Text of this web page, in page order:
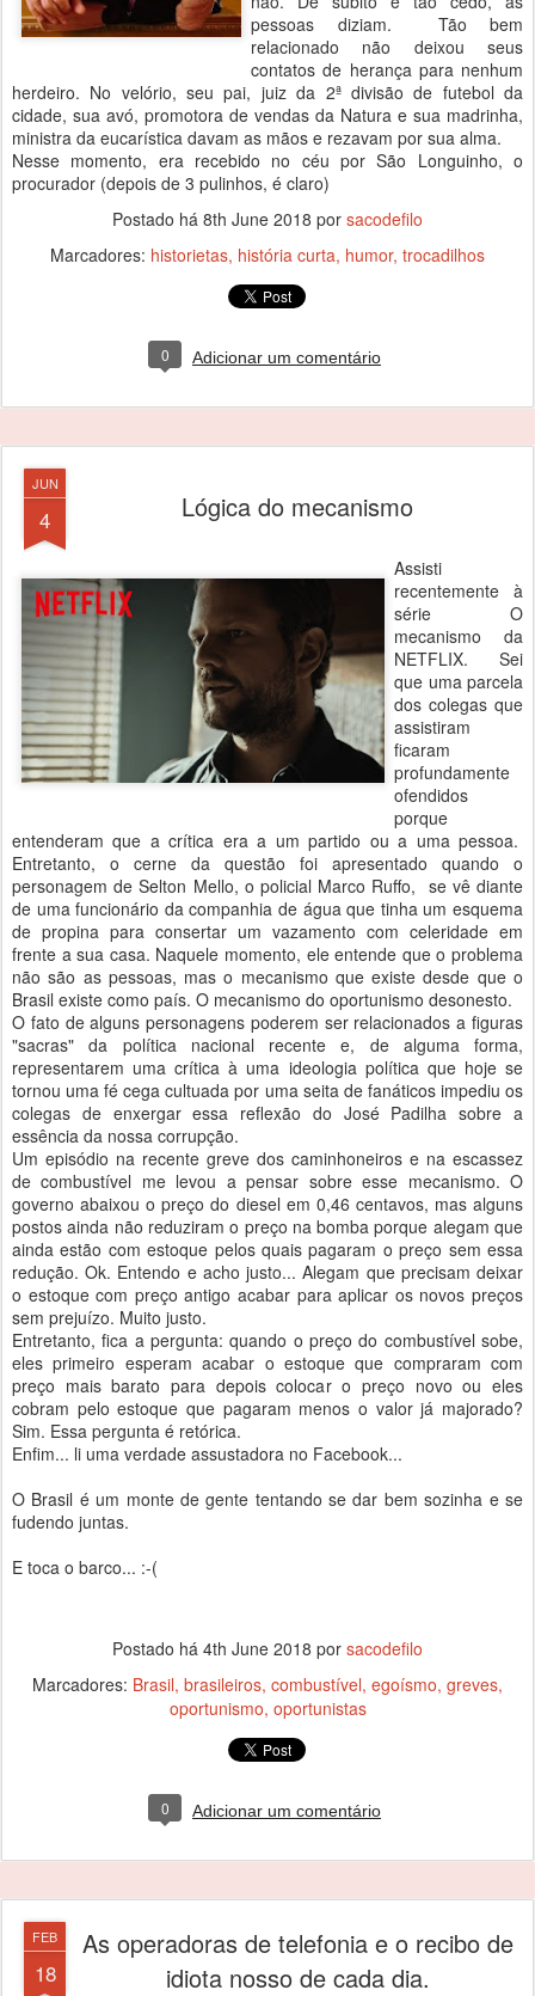
pessoas diziam. Tão bem
relacionado não deixou seus
contatos de herança para nenhum
herdeiro. No velório, seu pai, juiz da 2ª divisão de futebol da
cidade, sua avó, promotora de vendas da Natura e sua madrinha,
ministra da eucarística davam as mãos e rezavam por sua alma.
Nesse momento, era recebido no céu por São Longuinho, o
procurador (depois de 3 pulinhos, é claro)
Postado há 8th June 2018 por sacodefilo
Marcadores: historietas história curta humor trocadilhos
0 Adicionar um comentário
JUN
4 Lógica do mecanismo
Assisti
recentemente à
série O
mecanismo da
NETFLIX. Sei
que uma parcela
dos colegas que
assistiram
ficaram
profundamente
ofendidos
porque
entenderam que a crítica era a um partido ou a uma pessoa.
Entretanto, o cerne da questão foi apresentado quando o
personagem de Selton Mello, o policial Marco Ruffo, se vê diante
de uma funcionário da companhia de água que tinha um esquema
de propina para consertar um vazamento com celeridade em
frente a sua casa. Naquele momento, ele entende que o problema
não são as pessoas, mas o mecanismo que existe desde que o
Brasil existe como país. O mecanismo do oportunismo desonesto.
O fato de alguns personagens poderem ser relacionados a figuras
"sacras" da política nacional recente e, de alguma forma,
representarem uma crítica à uma ideologia política que hoje se
tornou uma fé cega cultuada por uma seita de fanáticos impediu os
colegas de enxergar essa reflexão do José Padilha sobre a
essência da nossa corrupção.
Um episódio na recente greve dos caminhoneiros e na escassez
de combustível me levou a pensar sobre esse mecanismo. O
governo abaixou o preço do diesel em 0,46 centavos, mas alguns
postos ainda não reduziram o preço na bomba porque alegam que
ainda estão com estoque pelos quais pagaram o preço sem essa
redução. Ok. Entendo e acho justo... Alegam que precisam deixar
o estoque com preço antigo acabar para aplicar os novos preços
sem prejuízo. Muito justo.
Entretanto, fica a pergunta: quando o preço do combustível sobe,
eles primeiro esperam acabar o estoque que compraram com
preço mais barato para depois colocar o preço novo ou eles
cobram pelo estoque que pagaram menos o valor já majorado?
Sim. Essa pergunta é retórica.
Enfim... li uma verdade assustadora no Facebook...
O Brasil é um monte de gente tentando se dar bem sozinha e se
fudendo juntas.
E toca o barco... :-(
Postado há 4th June 2018 por sacodefilo
Marcadores: Brasil brasileiros combustível egoísmo greves
oportunismo oportunistas
0 Adicionar um comentário
FEB
18
As operadoras de telefonia e o recibo de
idiota nosso de cada dia.